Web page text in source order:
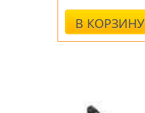
В КОРЗИНУ